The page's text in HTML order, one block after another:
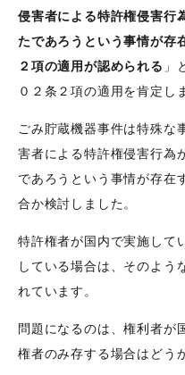
侵害者による特許権侵害行
たであろうという事情が存
２項の適用が認められる 」
０２条２項の適用を肯定し
ごみ貯蔵機器事件は特殊な
害者による特許権侵害行為
であろうという事情が存在
合か検討しました。
特許権者が国内で実施して
している場合は、そのよう
れています。
問題になるのは、権利者が
権者のみ存する場合はどう